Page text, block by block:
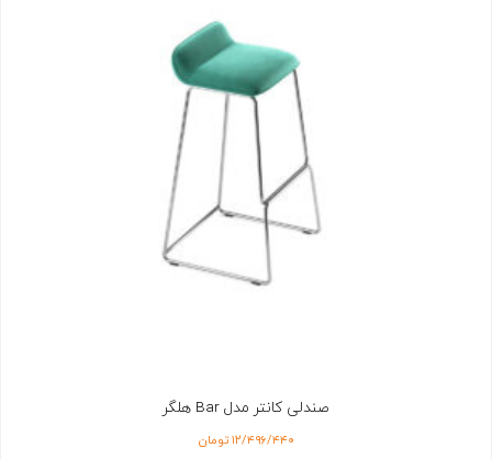
صندلی کانتر مدل Bar هلگر
۱۲/۴۹۶/۴۴۰ تومان